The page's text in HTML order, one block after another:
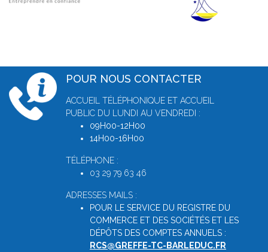
POUR NOUS CONTACTER
ACCUEIL TÉLÉPHONIQUE ET ACCUEIL
PUBLIC DU LUNDI AU VENDREDI :
09H00-12H00
14H00-16H00
TÉLÉPHONE :
03 29 79 63 46
ADRESSES MAILS :
POUR LE SERVICE DU REGISTRE DU
COMMERCE ET DES SOCIÉTÉS ET LES
DÉPÔTS DES COMPTES ANNUELS :
RCS@GREFFE-TC-BARLEDUC.FR